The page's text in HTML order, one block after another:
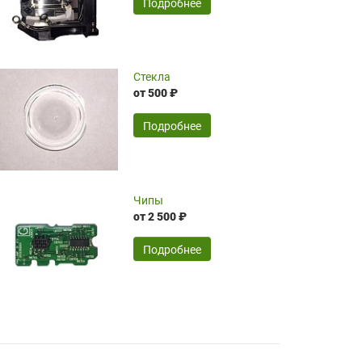
оптимизированной стоимости, чему
чрезмерно благодарны!)))
24.04.2026
широкий ассортимент ламп, как оригиналов,
так и аналогов.Быстрое оформление и
передача в доставку, приемлемые цены. Мне
понравилось.
Читать полностью
16.04.2026
Подробнее
Стекла
от 500 ₽
Подробнее
Чипы
от 2 500 ₽
Подробнее